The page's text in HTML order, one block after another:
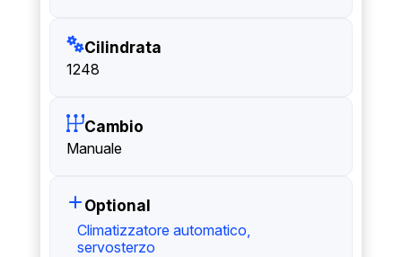
Cilindrata
1248
Cambio
Manuale
Optional
Climatizzatore automatico,
servosterzo